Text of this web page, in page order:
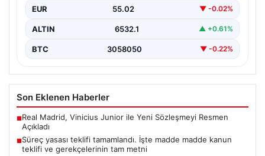
EUR 55.02 ▼ -0.02%
ALTIN 6532.1 ▲ +0.61%
BTC 3058050 ▼ -0.22%
Son Eklenen Haberler
■Real Madrid, Vinicius Junior ile Yeni Sözleşmeyi Resmen
Açıkladı
■Süreç yasası teklifi tamamlandı. İşte madde madde kanun
teklifi ve gerekçelerinin tam metni